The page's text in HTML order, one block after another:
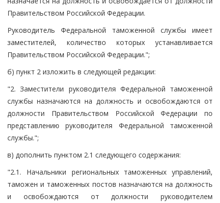
Правительством Российской Федерации.
Руководитель Федеральной таможенной службы имеет
заместителей, количество которых устанавливается
Правительством Российской Федерации.";
б) пункт 2 изложить в следующей редакции:
"2. Заместители руководителя Федеральной таможенной
службы назначаются на должность и освобождаются от
должности Правительством Российской Федерации по
представлению руководителя Федеральной таможенной
службы.";
в) дополнить пунктом 2.1 следующего содержания:
"2.1. Начальники региональных таможенных управлений,
таможен и таможенных постов назначаются на должность
и освобождаются от должности руководителем